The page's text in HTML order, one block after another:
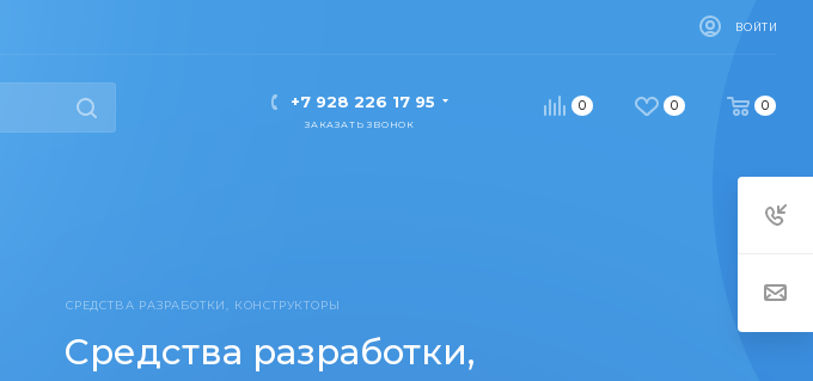
ВОЙТИ
0 0 0
+7 928 226 17 95
ЗАКАЗАТЬ ЗВОНОК